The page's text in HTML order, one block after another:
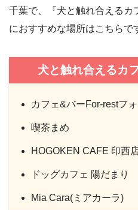
千葉で、『犬と触れ合えるカ
におすすめな場所はこちらで
犬と触れ合えるカ
カフェ&バーFor-restフォ
喫茶まめ
HOGOKEN CAFE 印西
ドッグカフェ 陽だまり
Mia Cara(ミアカーラ)